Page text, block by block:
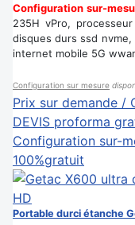
Configuration sur-
235H vPro,
disques durs ssd nvme,
internet mobile 5G
Configuration sur mesure
Prix sur demande /
DEVIS proforma
Configuration sur-
100%gratuit
Portable durci étanche